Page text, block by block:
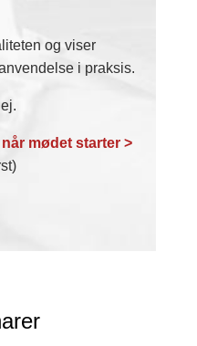
og viser
i praksis.
mødet starter >